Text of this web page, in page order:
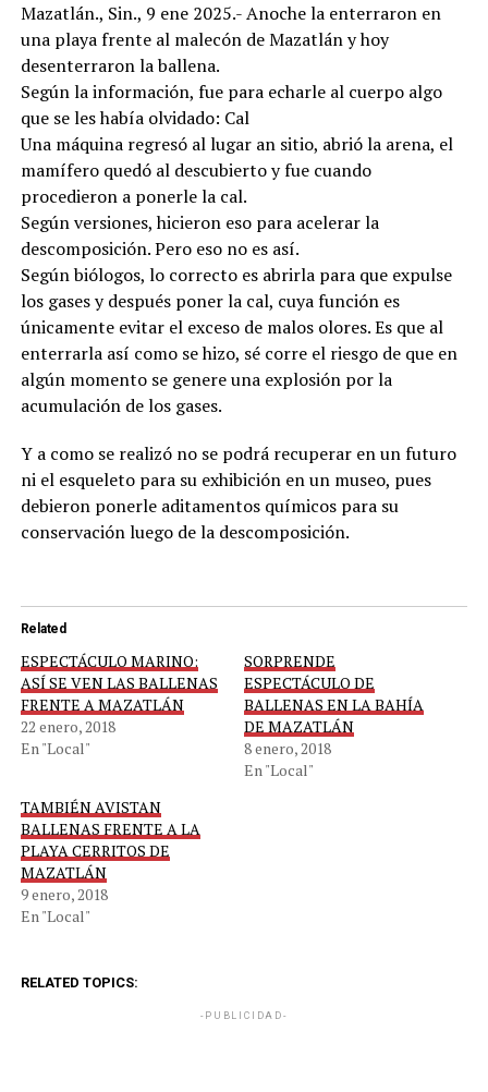
Mazatlán., Sin., 9 ene 2025.- Anoche la enterraron en
una playa frente al malecón de Mazatlán y hoy
desenterraron la ballena.
Según la información, fue para echarle al cuerpo algo
que se les había olvidado: Cal
Una máquina regresó al lugar an sitio, abrió la arena, el
mamífero quedó al descubierto y fue cuando
procedieron a ponerle la cal.
Según versiones, hicieron eso para acelerar la
descomposición. Pero eso no es así.
Según biólogos, lo correcto es abrirla para que expulse
los gases y después poner la cal, cuya función es
únicamente evitar el exceso de malos olores. Es que al
enterrarla así como se hizo, sé corre el riesgo de que en
algún momento se genere una explosión por la
acumulación de los gases.
Y a como se realizó no se podrá recuperar en un futuro
ni el esqueleto para su exhibición en un museo, pues
debieron ponerle aditamentos químicos para su
conservación luego de la descomposición.
Related
ESPECTÁCULO MARINO:
ASÍ SE VEN LAS BALLENAS
FRENTE A MAZATLÁN
22 enero, 2018
En "Local"
SORPRENDE
ESPECTÁCULO DE
BALLENAS EN LA BAHÍA
DE MAZATLÁN
8 enero, 2018
En "Local"
TAMBIÉN AVISTAN
BALLENAS FRENTE A LA
PLAYA CERRITOS DE
MAZATLÁN
9 enero, 2018
En "Local"
RELATED TOPICS:
-PUBLICIDAD-